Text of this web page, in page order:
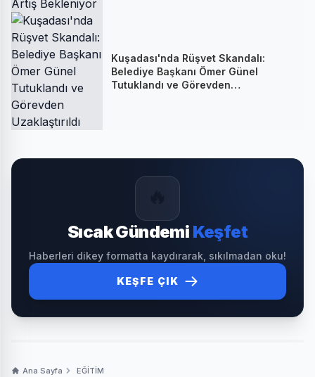
Kuşadası'nda Rüşvet Skandalı:
Belediye Başkanı Ömer Günel
Tutuklandı ve Görevden
Sıcak Gündemi Keşfet
Haberleri dikey formatta kaydırarak, sıkılmadan oku!
KEŞFE ÇIK
Ana Sayfa EĞİTİM